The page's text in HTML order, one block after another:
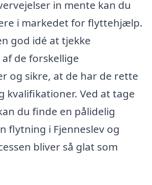
in mente kan du
i markedet for flyttehjælp.
god idé at tjekke
de forskellige
og sikre, at de har de rette
kvalifikationer. Ved at tage
du finde en pålidelig
flytning i Fjenneslev og
bliver så glat som